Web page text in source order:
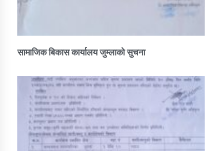
सामाजिक बिकास कार्यालय जुम्लाकाे सुचना